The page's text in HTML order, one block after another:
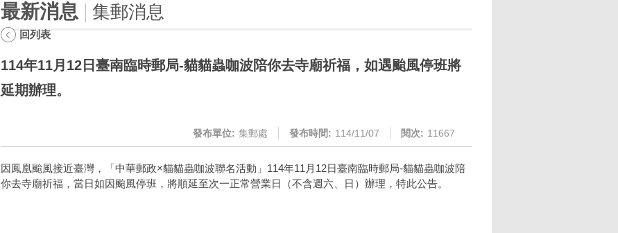
最新消息 集郵消息
回列表
114年11月12日臺南臨時郵局-貓貓蟲咖波陪你去寺廟祈福，如遇颱風停班將
延期辦理。
發布單位: 集郵處 發布時間: 114/11/07 閱次: 11667
因鳳凰颱風接近臺灣，「中華郵政×貓貓蟲咖波聯名活動」114年11月12日臺南臨時郵局-貓貓蟲咖波陪
你去寺廟祈福，當日如因颱風停班，將順延至次一正常營業日（不含週六、日）辦理，特此公告。